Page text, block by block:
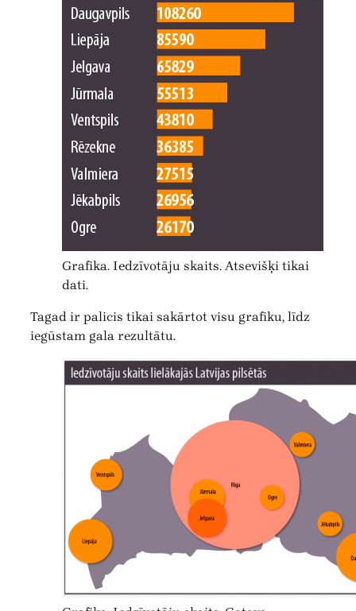
Grafika. Iedzīvotāju skaits. Atsevišķi tikai
dati.
Tagad ir palicis tikai sakārtot visu grafiku, līdz
iegūstam gala rezultātu.